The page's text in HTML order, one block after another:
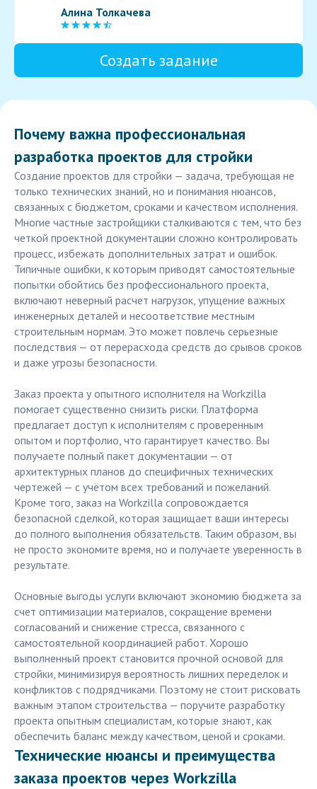
Алина Толкачева
Создать задание
Почему важна профессиональная
разработка проектов для стройки
Создание проектов для стройки — задача, требующая не
только технических знаний, но и понимания нюансов,
связанных с бюджетом, сроками и качеством исполнения.
Многие частные застройщики сталкиваются с тем, что без
четкой проектной документации сложно контролировать
процесс, избежать дополнительных затрат и ошибок.
Типичные ошибки, к которым приводят самостоятельные
попытки обойтись без профессионального проекта,
включают неверный расчет нагрузок, упущение важных
инженерных деталей и несоответствие местным
строительным нормам. Это может повлечь серьезные
последствия — от перерасхода средств до срывов сроков
и даже угрозы безопасности.
Заказ проекта у опытного исполнителя на Workzilla
помогает существенно снизить риски. Платформа
предлагает доступ к исполнителям с проверенным
опытом и портфолио, что гарантирует качество. Вы
получаете полный пакет документации — от
архитектурных планов до специфичных технических
чертежей — с учётом всех требований и пожеланий.
Кроме того, заказ на Workzilla сопровождается
безопасной сделкой, которая защищает ваши интересы
до полного выполнения обязательств. Таким образом, вы
не просто экономите время, но и получаете уверенность в
результате.
Основные выгоды услуги включают экономию бюджета за
счет оптимизации материалов, сокращение времени
согласований и снижение стресса, связанного с
самостоятельной координацией работ. Хорошо
выполненный проект становится прочной основой для
стройки, минимизируя вероятность лишних переделок и
конфликтов с подрядчиками. Поэтому не стоит рисковать
важным этапом строительства — поручите разработку
проекта опытным специалистам, которые знают, как
обеспечить баланс между качеством, ценой и сроками.
Технические нюансы и преимущества
заказа проектов через Workzilla